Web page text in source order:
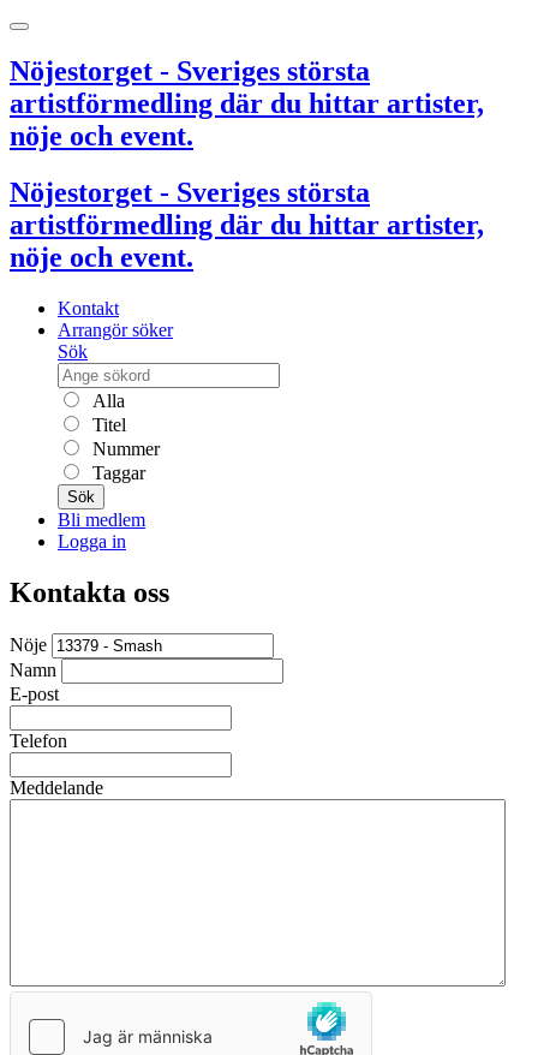
Nöjestorget - Sveriges största
artistförmedling där du hittar artister,
nöje och event.
Nöjestorget - Sveriges största
artistförmedling där du hittar artister,
nöje och event.
Kontakt
Arrangör söker
Sök
Alla
Titel
Nummer
Taggar
Sök
Bli medlem
Logga in
Kontakta oss
Nöje
Namn
E-post
Telefon
Meddelande